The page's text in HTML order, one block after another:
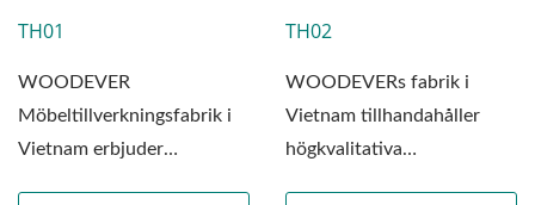
TH01
WOODEVER
Möbeltillverkningsfabrik i
Vietnam erbjuder
TH02
WOODEVERs fabrik i
Vietnam tillhandahåller
högkvalitativa